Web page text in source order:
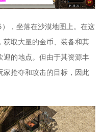
，坐落在沙漠地图上。在这
获取大量的金币、装备和其
迎的地点。但由于其资源丰
家抢夺和攻击的目标，因此